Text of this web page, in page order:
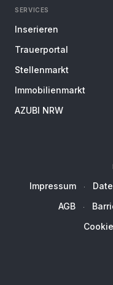
SERVICES
Inserieren
Trauerportal
Stellenmarkt
Immobilienmarkt
AZUBI NRW
Impressum
AGB